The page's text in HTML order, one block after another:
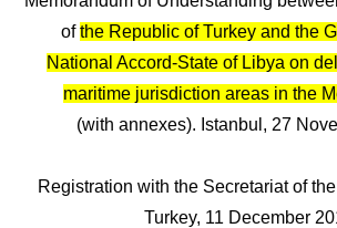
ofthe Republic of Turkey and the
National Accord-State of Libya on
maritime jurisdiction areas in the
(with annexes). Istanbul, 27
Registration with the Secretariat of
Turkey, 11 December